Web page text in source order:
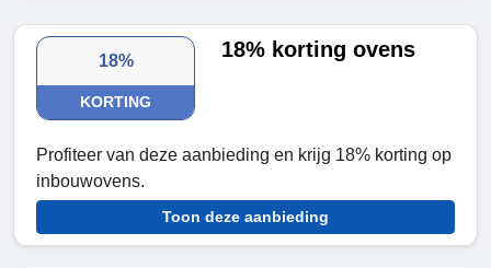
18%
KORTING
18% korting ovens
Profiteer van deze aanbieding en krijg 18% korting op
inbouwovens.
Toon deze aanbieding